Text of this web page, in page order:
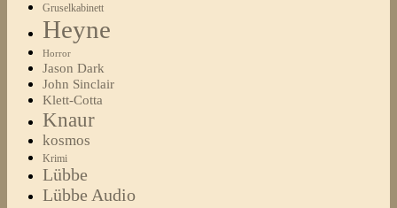
Gruselkabinett
Heyne
Horror
Jason Dark
John Sinclair
Klett-Cotta
Knaur
kosmos
Krimi
Lübbe
Lübbe Audio